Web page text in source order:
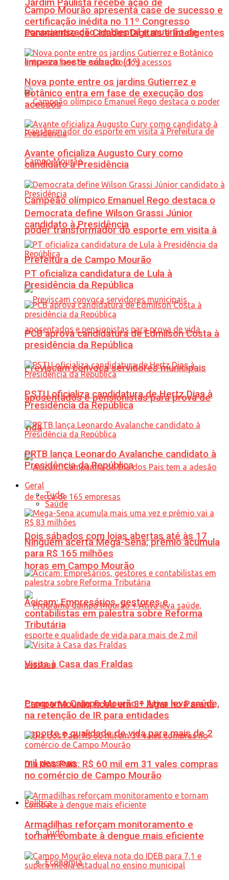
Jardim Paulista recebe ação de
conscientização ambiental e mutirão de
limpeza neste sábado (1º)
Campeão olímpico Emanuel Rego destaca o
poder transformador do esporte em visita à
Prefeitura de Campo Mourão
Previscam convoca servidores municipais
aposentados e pensionistas para prova de
vida
Dois sábados com lojas abertas até às 17
horas em Campo Mourão
Programa Campo Mourão + Ativa leva saúde,
esporte e qualidade de vida para mais de 2
mil pessoas
Política
Tudo
Economia
Campo Mourão apresenta case de sucesso e
certificação inédita no 11º Congresso
Paranaense de Cidades Digitais e Inteligentes
Nova ponte entre os jardins Gutierrez e
Botânico entra em fase de execução dos
acessos
Avante oficializa Augusto Cury como
candidato à Presidência
Democrata define Wilson Grassi Júnior
candidato à Presidência
PT oficializa candidatura de Lula à
Presidência da República
PCB aprova candidatura de Edmilson Costa à
presidência da República
PSTU oficializa candidatura de Hertz Dias à
Presidência da República
PRTB lança Leonardo Avalanche candidato à
Presidência da República
Geral
Tudo
Saúde
Ninguém acerta Mega-Sena; prêmio acumula
para R$ 165 milhões
Acicam: Empresários, gestores e
contabilistas em palestra sobre Reforma
Tributária
Visita à Casa das Fraldas
Campo Mourão ficou em 3º lugar no Paraná
na retenção de IR para entidades
Dia dos Pais: R$ 60 mil em 31 vales compras
no comércio de Campo Mourão
Armadilhas reforçam monitoramento e
tornam combate à dengue mais eficiente